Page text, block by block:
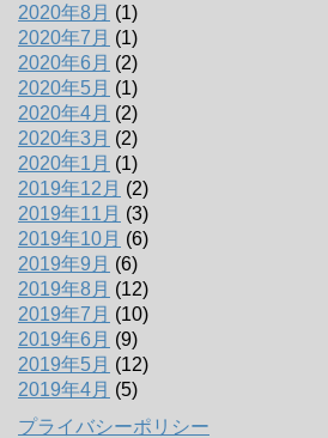
2020年8月 (1)
2020年7月 (1)
2020年6月 (2)
2020年5月 (1)
2020年4月 (2)
2020年3月 (2)
2020年1月 (1)
2019年12月 (2)
2019年11月 (3)
2019年10月 (6)
2019年9月 (6)
2019年8月 (12)
2019年7月 (10)
2019年6月 (9)
2019年5月 (12)
2019年4月 (5)
プライバシーポリシー